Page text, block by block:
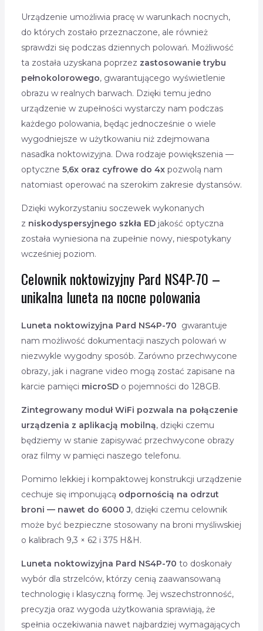
Urządzenie umożliwia pracę w warunkach nocnych,
do których zostało przeznaczone, ale również
sprawdzi się podczas dziennych polowań. Możliwość
ta została uzyskana poprzez zastosowanie trybu
pełnokolorowego, gwarantującego wyświetlenie
obrazu w realnych barwach. Dzięki temu jedno
urządzenie w zupełności wystarczy nam podczas
każdego polowania, będąc jednocześnie o wiele
wygodniejsze w użytkowaniu niż zdejmowana
nasadka noktowizyjna. Dwa rodzaje powiększenia —
optyczne 5,6x oraz cyfrowe do 4xpozwolą nam
natomiast operować na szerokim zakresie dystansów.
Dzięki wykorzystaniu soczewek wykonanych
z niskodyspersyjnego szkła EDjakość optyczna
została wyniesiona na zupełnie nowy, niespotykany
wcześniej poziom.
Celownik noktowizyjny Pard NS4P-70 –
unikalna luneta na nocne polowania
Luneta noktowizyjna Pard NS4P-70 gwarantuje
nam możliwość dokumentacji naszych polowań w
niezwykle wygodny sposób. Zarówno przechwycone
obrazy, jak i nagrane video mogą zostać zapisane na
karcie pamięci microSDo pojemności do 128GB.
Zintegrowany moduł WiFi pozwala na połączenie
urządzenia z aplikacją mobilną, dzięki czemu
będziemy w stanie zapisywać przechwycone obrazy
oraz filmy w pamięci naszego telefonu.
Pomimo lekkiej i kompaktowej konstrukcji urządzenie
cechuje się imponującą odpornością na odrzut
broni — nawet do 6000 J, dzięki czemu celownik
może być bezpieczne stosowany na broni myśliwskiej
o kalibrach 9,3 × 62 i 375 H&H.
Luneta noktowizyjna Pard NS4P-70 to doskonały
wybór dla strzelców, którzy cenią zaawansowaną
technologię i klasyczną formę. Jej wszechstronność,
precyzja oraz wygoda użytkowania sprawiają, że
spełnia oczekiwania nawet najbardziej wymagających